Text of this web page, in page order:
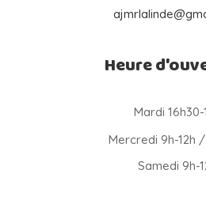
Heure
Mardi 16h30-
Mercredi 9h-12h /
Samedi 9h-